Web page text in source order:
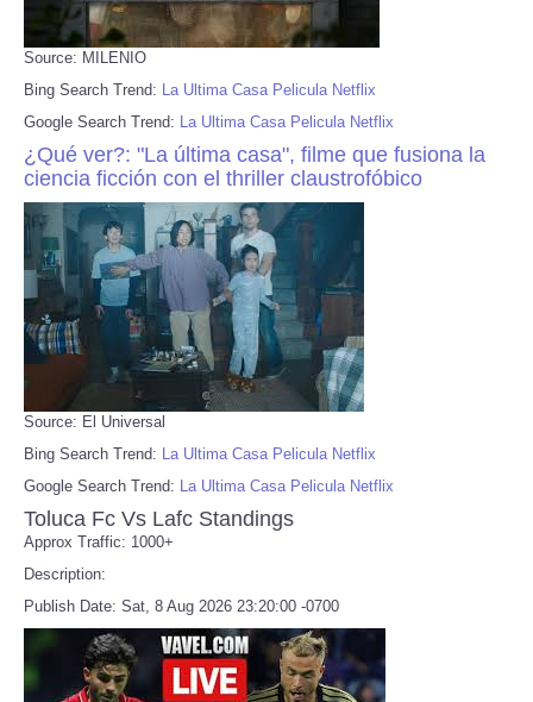
Source: MILENIO
Bing Search Trend: La Ultima Casa Pelicula Netflix
Google Search Trend: La Ultima Casa Pelicula Netflix
¿Qué ver?: "La última casa", filme que fusiona la
ciencia ficción con el thriller claustrofóbico
Source: El Universal
Bing Search Trend: La Ultima Casa Pelicula Netflix
Google Search Trend: La Ultima Casa Pelicula Netflix
Toluca Fc Vs Lafc Standings
Approx Traffic: 1000+
Description:
Publish Date: Sat, 8 Aug 2026 23:20:00 -0700